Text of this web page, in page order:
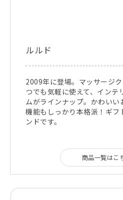
ルルド
2009年に登場。マッサージ
つでも気軽に使えて、イン
ムがラインナップ。かわいい
機能もしっかり本格派！ギフ
ンドです。
商品一覧はこ